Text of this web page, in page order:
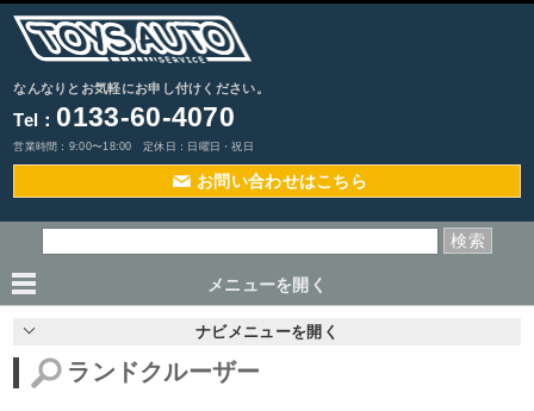
なんなりとお気軽にお申し付けください。
Tel： 0133-60-4070
営業時間：9:00〜18:00 定休日：日曜日・祝日
お問い合わせはこちら
メニューを開く
ナビメニューを開く
ランドクルーザー